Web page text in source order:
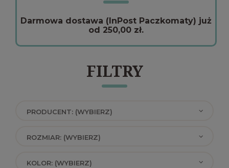
Darmowa dostawa (InPost Paczkomaty) już
od 250,00 zł.
FILTRY
PRODUCENT: (WYBIERZ)
ROZMIAR: (WYBIERZ)
KOLOR: (WYBIERZ)